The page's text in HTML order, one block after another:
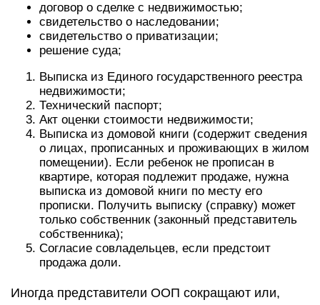
договор о сделке с недвижимостью;
свидетельство о наследовании;
свидетельство о приватизации;
решение суда;
Выписка из Единого государственного реестра
недвижимости;
Технический паспорт;
Акт оценки стоимости недвижимости;
Выписка из домовой книги (содержит сведения
о лицах, прописанных и проживающих в жилом
помещении). Если ребенок не прописан в
квартире, которая подлежит продаже, нужна
выписка из домовой книги по месту его
прописки. Получить выписку (справку) может
только собственник (законный представитель
собственника);
Согласие совладельцев, если предстоит
продажа доли.
Иногда представители ООП сокращают или,